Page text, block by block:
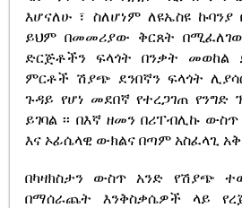
እሆናለሁ ፣ ስለሆነም ለዩኤስዩ
ይህም በመመሪያው ቅርጸት
ድርጅቶችን ፍላጎት በንቃት መወከል
ምርቶች ሽያጭ ደንበኛን ፍላጎት
ጉዳይ የሆነ መደበኛ የተረጋገጠ
ይገባል ፡፡ በእኛ ዘመን በሪፐብሊኩ
እና ኦፊሴላዊ ውክልና በጣም አስፈላጊ
በካዛክስታን ውስጥ አንድ የሽያጭ
በማሰራጨት እንቅስቃሴዎች ላይ